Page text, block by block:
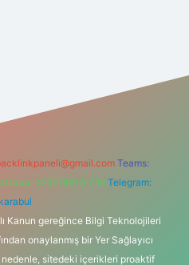
Teams:
0262 606 0 726 Telegram:
Kanun gereğince Bilgi Teknolojileri
onaylanmış bir Yer Sağlayıcı
sitedeki içerikleri proaktif